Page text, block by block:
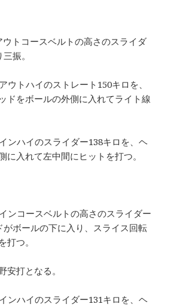
トコースベルトの高さのスライダ
振。
ウトハイのストレート150キロを、
ドをボールの外側に入れてライト線
ンハイのスライダー138キロを、ヘ
に入れて左中間にヒットを打つ。
ンコースベルトの高さのスライダー
がボールの下に入り、スライス回転
打つ。
安打となる。
ンハイのスライダー131キロを、ヘ